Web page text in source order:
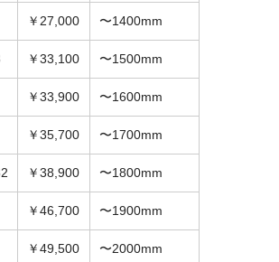
￥27,000 〜1400mm
￥33,100 〜1500mm
￥33,900 〜1600mm
￥35,700 〜1700mm
￥38,900 〜1800mm
￥46,700 〜1900mm
￥49,500 〜2000mm